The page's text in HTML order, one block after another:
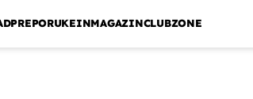
PREPORUKEINMAGAZINCLUBZONE